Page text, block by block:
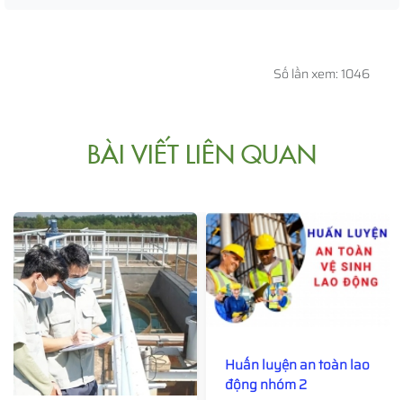
Số lần xem: 1046
BÀI VIẾT LIÊN QUAN
Huấn luyện an toàn lao
động nhóm 2